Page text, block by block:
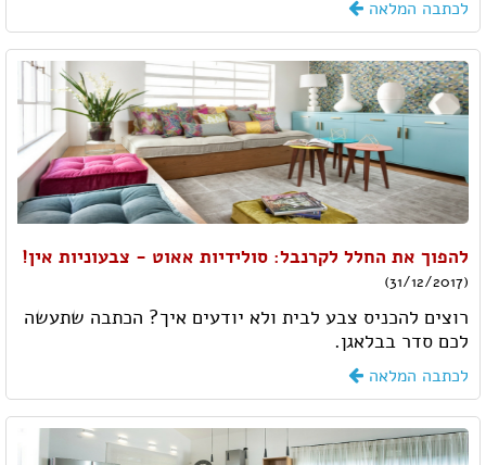
לכתבה המלאה
להפוך את החלל לקרנבל: סולידיות אאוט - צבעוניות אין!
(31/12/2017)
רוצים להכניס צבע לבית ולא יודעים איך? הכתבה שתעשה
לכם סדר בבלאגן.
לכתבה המלאה